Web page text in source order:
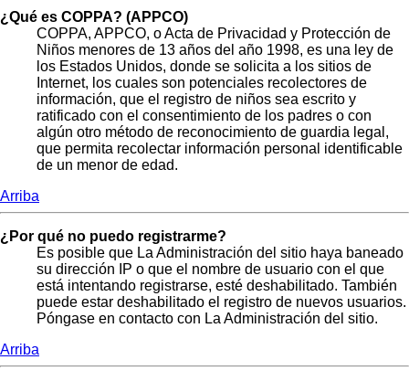
¿Qué es COPPA? (APPCO)
COPPA, APPCO, o Acta de Privacidad y Protección de
Niños menores de 13 años del año 1998, es una ley de
los Estados Unidos, donde se solicita a los sitios de
Internet, los cuales son potenciales recolectores de
información, que el registro de niños sea escrito y
ratificado con el consentimiento de los padres o con
algún otro método de reconocimiento de guardia legal,
que permita recolectar información personal identificable
de un menor de edad.
Arriba
¿Por qué no puedo registrarme?
Es posible que La Administración del sitio haya baneado
su dirección IP o que el nombre de usuario con el que
está intentando registrarse, esté deshabilitado. También
puede estar deshabilitado el registro de nuevos usuarios.
Póngase en contacto con La Administración del sitio.
Arriba